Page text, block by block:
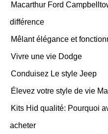
Macarthur Ford
différence
Mêlant élégance et
Vivre une vie Dodge
Conduisez Le style Jeep
Élevez votre style de vie
Kits Hid qualité: Pourquoi
acheter